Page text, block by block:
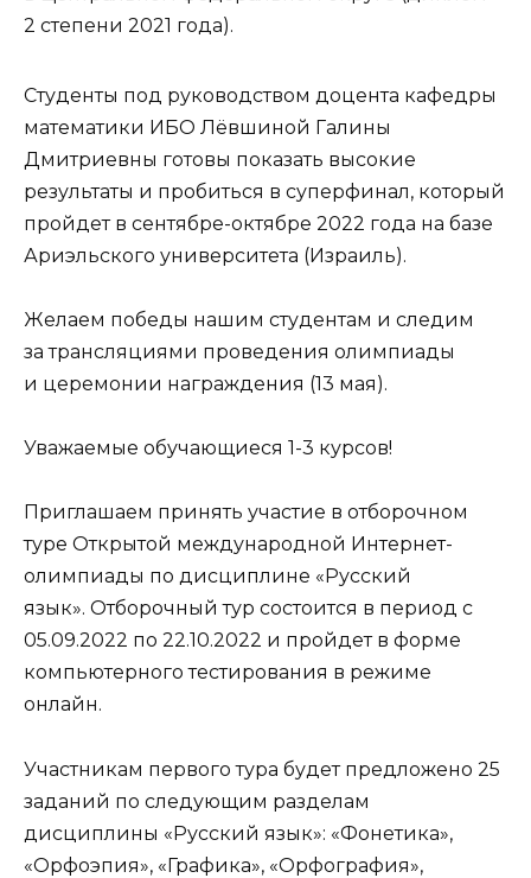
2 степени 2021 года).
Студенты под руководством доцента кафедры
математики ИБО Лёвшиной Галины
Дмитриевны готовы показать высокие
результаты и пробиться в суперфинал, который
пройдет в сентябре-октябре 2022 года на базе
Ариэльского университета (Израиль).
Желаем победы нашим студентам и следим
за трансляциями проведения олимпиады
и церемонии награждения (13 мая).
Уважаемые обучающиеся 1-3 курсов!
Приглашаем принять участие в отборочном
туре Открытой международной Интернет-
олимпиады по дисциплине «Русский
язык». Отборочный тур состоится в период с
05.09.2022 по 22.10.2022 и пройдет в форме
компьютерного тестирования в режиме
онлайн.
Участникам первого тура будет предложено 25
заданий по следующим разделам
дисциплины «Русский язык»: «Фонетика»,
«Орфоэпия», «Графика», «Орфография»,